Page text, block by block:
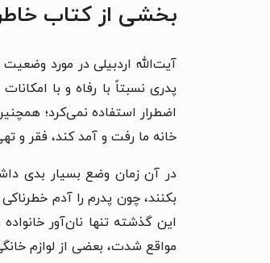
بخشی از کتاب
پدری نسبتاً با رفاه و با
اضطرار استفاده نمی‌کرد؛
خانه ما رفت و آمد کند، فقر و
در آن زمان وضع بسیار بدی
بکنند، چون پدرم را آدم
این گذشته تنها نان‌آور
مواقع شدت، بعضی از لوازم